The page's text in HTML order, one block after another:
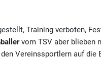
Training verboten,
vom TSV aber blieben
Vereinssportlern auf